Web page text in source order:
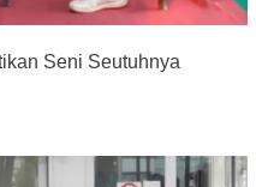
Seni Seutuhnya